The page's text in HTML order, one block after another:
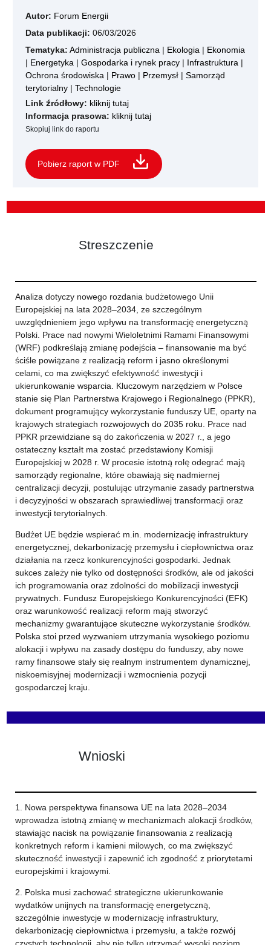
Autor: Forum Energii
Data publikacji: 06/03/2026
Tematyka: Administracja publiczna | Ekologia | Ekonomia
| Energetyka | Gospodarka i rynek pracy | Infrastruktura |
Ochrona środowiska | Prawo | Przemysł | Samorząd
terytorialny | Technologie
Link źródłowy: kliknij tutaj
Informacja prasowa: kliknij tutaj
Skopiuj link do raportu
Pobierz raport w PDF
Streszczenie
Analiza dotyczy nowego rozdania budżetowego Unii
Europejskiej na lata 2028–2034, ze szczególnym
uwzględnieniem jego wpływu na transformację energetyczną
Polski. Prace nad nowymi Wieloletnimi Ramami Finansowymi
(WRF) podkreślają zmianę podejścia – finansowanie ma być
ściśle powiązane z realizacją reform i jasno określonymi
celami, co ma zwiększyć efektywność inwestycji i
ukierunkowanie wsparcia. Kluczowym narzędziem w Polsce
stanie się Plan Partnerstwa Krajowego i Regionalnego (PPKR),
dokument programujący wykorzystanie funduszy UE, oparty na
krajowych strategiach rozwojowych do 2035 roku. Prace nad
PPKR przewidziane są do zakończenia w 2027 r., a jego
ostateczny kształt ma zostać przedstawiony Komisji
Europejskiej w 2028 r. W procesie istotną rolę odegrać mają
samorządy regionalne, które obawiają się nadmiernej
centralizacji decyzji, postulując utrzymanie zasady partnerstwa
i decyzyjności w obszarach sprawiedliwej transformacji oraz
inwestycji terytorialnych.
Budżet UE będzie wspierać m.in. modernizację infrastruktury
energetycznej, dekarbonizację przemysłu i ciepłownictwa oraz
działania na rzecz konkurencyjności gospodarki. Jednak
sukces zależy nie tylko od dostępności środków, ale od jakości
ich programowania oraz zdolności do mobilizacji inwestycji
prywatnych. Fundusz Europejskiego Konkurencyjności (EFK)
oraz warunkowość realizacji reform mają stworzyć
mechanizmy gwarantujące skuteczne wykorzystanie środków.
Polska stoi przed wyzwaniem utrzymania wysokiego poziomu
alokacji i wpływu na zasady dostępu do funduszy, aby nowe
ramy finansowe stały się realnym instrumentem dynamicznej,
niskoemisyjnej modernizacji i wzmocnienia pozycji
gospodarczej kraju.
Wnioski
1. Nowa perspektywa finansowa UE na lata 2028–2034
wprowadza istotną zmianę w mechanizmach alokacji środków,
stawiając nacisk na powiązanie finansowania z realizacją
konkretnych reform i kamieni milowych, co ma zwiększyć
skuteczność inwestycji i zapewnić ich zgodność z priorytetami
europejskimi i krajowymi.
2. Polska musi zachować strategiczne ukierunkowanie
wydatków unijnych na transformację energetyczną,
szczególnie inwestycje w modernizację infrastruktury,
dekarbonizację ciepłownictwa i przemysłu, a także rozwój